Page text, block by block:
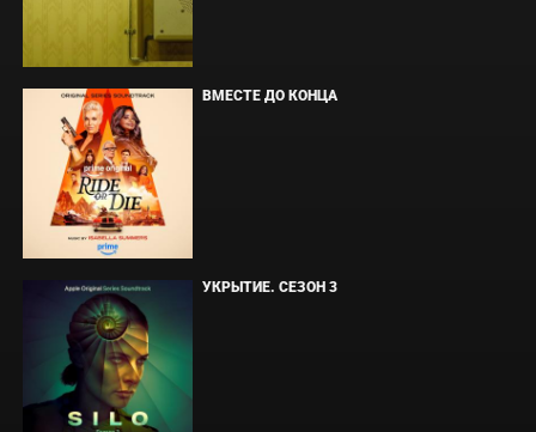
ВМЕСТЕ ДО КОНЦА
УКРЫТИЕ. СЕЗОН 3